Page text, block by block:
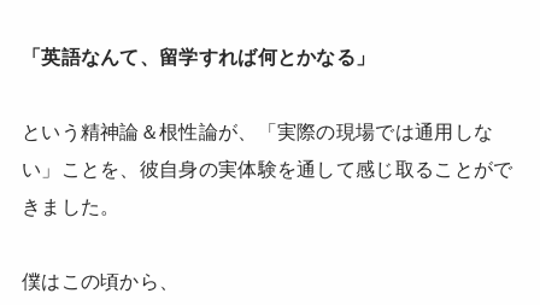
「英語なんて、留学すれば何とかなる」
という精神論＆根性論が、「実際の現場では通用しな
い」ことを、彼自身の実体験を通して感じ取ることがで
きました。
僕はこの頃から、